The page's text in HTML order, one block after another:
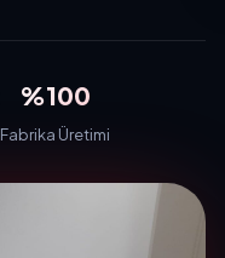
%100
Fabrika Üretimi